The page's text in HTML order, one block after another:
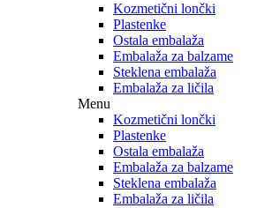
Kozmetični lončki
Plastenke
Ostala embalaža
Embalaža za balzame
Steklena embalaža
Embalaža za ličila
Menu
Kozmetični lončki
Plastenke
Ostala embalaža
Embalaža za balzame
Steklena embalaža
Embalaža za ličila